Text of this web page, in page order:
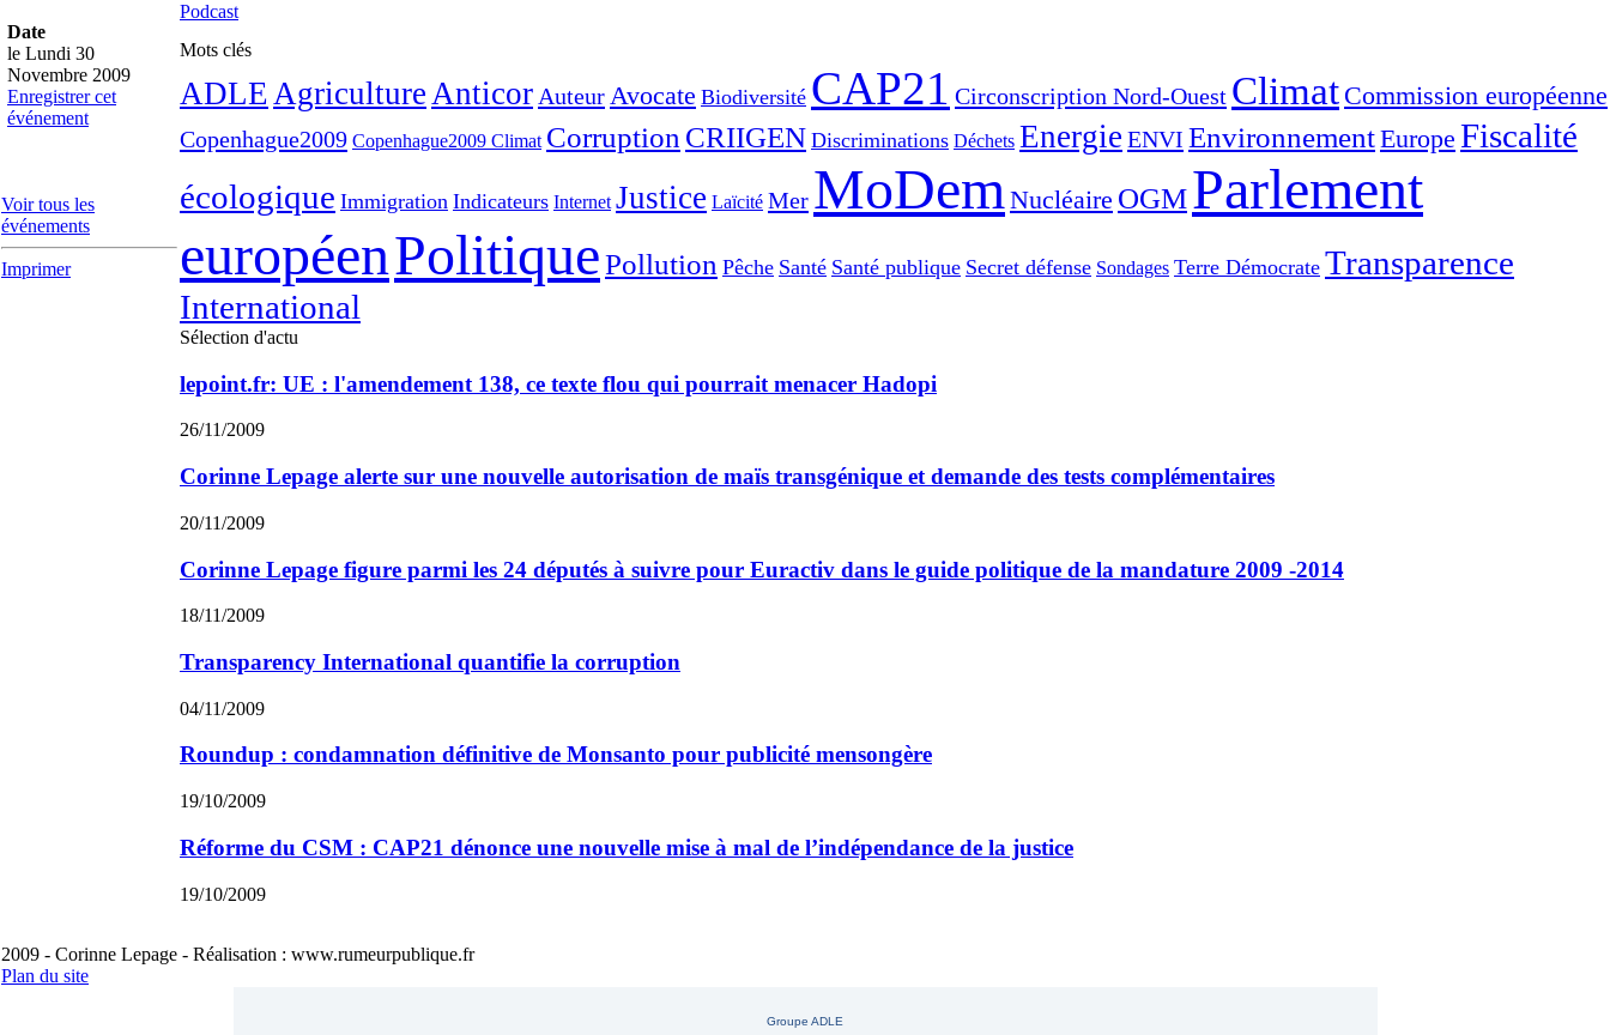
Date
le Lundi 30
Novembre 2009
Enregistrer cet
événement
Voir tous les
événements
Imprimer
Podcast
Mots clés
ADLE AgricultureAnticor AuteurAvocate Biodiversité CAP21 Circonscription Nord-Ouest Climat Commission européenne
Copenhague2009 Copenhague2009 Climat Corruption CRIIGEN Discriminations Déchets Energie ENVI EnvironnementEurope Fiscalité
écologique Immigration Indicateurs Internet Justice Laïcité Mer MoDem Nucléaire OGMParlement
européenPolitiquePollution Pêche Santé Santé publique Secret défense Sondages Terre Démocrate Transparence
International
Sélection d'actu
lepoint.fr: UE : l'amendement 138, ce texte flou qui pourrait menacer Hadopi
26/11/2009
Corinne Lepage alerte sur une nouvelle autorisation de maïs transgénique et demande des tests complémentaires
20/11/2009
Corinne Lepage figure parmi les 24 députés à suivre pour Euractiv dans le guide politique de la mandature 2009 -2014
18/11/2009
Transparency International quantifie la corruption
04/11/2009
Roundup : condamnation définitive de Monsanto pour publicité mensongère
19/10/2009
Réforme du CSM : CAP21 dénonce une nouvelle mise à mal de l’indépendance de la justice
19/10/2009
2009 - Corinne Lepage - Réalisation : www.rumeurpublique.fr
Plan du site
Groupe ADLE